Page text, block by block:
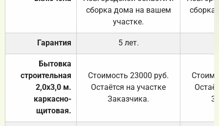
сборка дома на вашем
участке.
Гарантия 5 лет.
Бытовка
строительная
2,0х3,0 м.
каркасно-
щитовая.
Стоимость 23000 руб.
Остаётся на участке
Заказчика.